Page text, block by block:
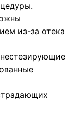
из-за отека